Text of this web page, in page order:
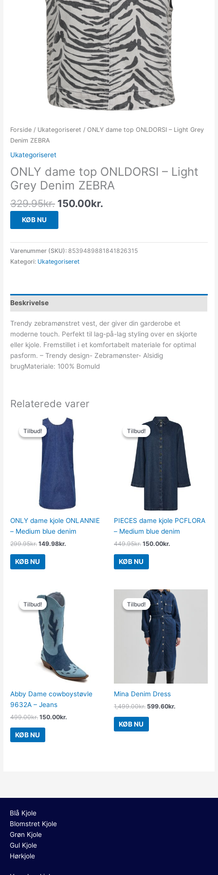
Forside / Ukategoriseret / ONLY dame top ONLDORSI – Light Grey
Denim ZEBRA
Ukategoriseret
ONLY dame top ONLDORSI – Light
Grey Denim ZEBRA
329.95kr. 150.00kr.
KØB NU
Varenummer (SKU):8539489881841826315
Kategori: Ukategoriseret
Beskrivelse
Trendy zebramønstret vest, der giver din garderobe et
moderne touch. Perfekt til lag-på-lag styling over en skjorte
eller kjole. Fremstillet i et komfortabelt materiale for optimal
pasform. – Trendy design- Zebramønster- Alsidig
brugMateriale: 100% Bomuld
Relaterede varer
Tilbud!
Tilbud!
ONLY dame kjole ONLANNIE
– Medium blue denim
299.95kr.
Den
oprindelige
pris
var:
299.95kr..
149.98kr.
Den
aktuelle
pris
er:
KØB NU
Tilbud!
Tilbud!
PIECES dame kjole PCFLORA
– Medium blue denim
449.95kr.
Den
oprindelige
pris
449.95kr..
150.00kr.
Den
aktuelle
150.00kr..
KØB NU
Tilbud!
Tilbud!
Abby Dame cowboystøvle
9632A – Jeans
499.00kr.
Den
oprindelige
pris
var:
499.00kr..
150.00kr.
KØB NU
Tilbud!
Tilbud!
Mina Denim Dress
1,499.00kr.
Den
oprindelige
pris
var:
1,499.00kr..
599.60kr.
aktuelle
pris
er:
599.60kr..
KØB NU
Blå Kjole
Blomstret Kjole
Grøn Kjole
Gul Kjole
Hørkjole